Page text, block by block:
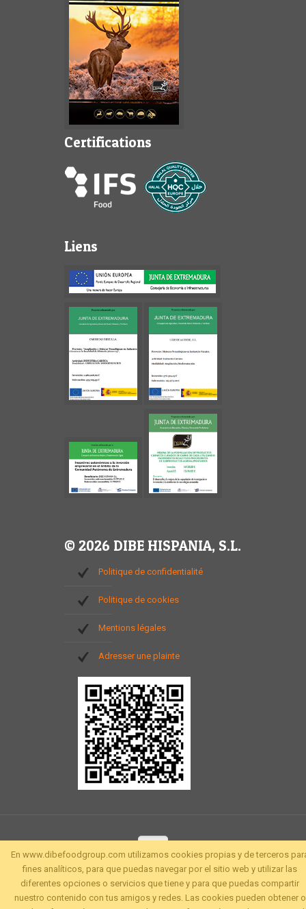
Certifications
Liens
© 2026 DIBE HISPANIA, S.L.
Politique de confidentialité
Politique de cookies
Mentions légales
Adresser une plainte
En www.dibefoodgroup.com utilizamos cookies propias y de terceros
fines analíticos, para que puedas navegar por el sitio web y utilizar las
diferentes opciones o servicios que tiene y para que puedas compartir
nuestro contenido con tus amigos y redes. Las cookies pueden obtener o